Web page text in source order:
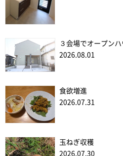
３会場でオープンハ
2026.08.01
食欲増進
2026.07.31
玉ねぎ収穫
2026.07.30